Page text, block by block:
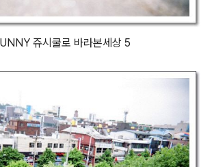
쥬시쿨로 바라본세상 5